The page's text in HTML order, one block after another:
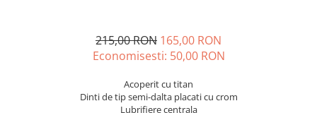
215,00 RON 165,00 RON
Economisesti: 50,00 RON
Acoperit cu titan
Dinti de tip semi-dalta placati cu crom
Lubrifiere centrala